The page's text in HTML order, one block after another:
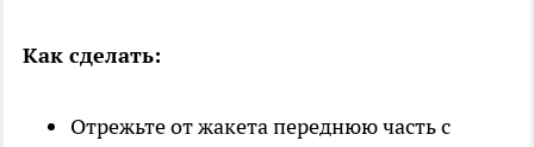
Как сделать:
Отрежьте от жакета переднюю часть с